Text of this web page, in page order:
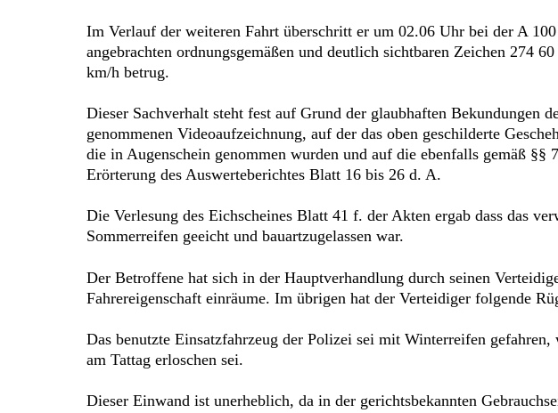
Im Verlauf der weiteren Fahrt überschritt er um 02.06 Uhr bei der A
angebrachten ordnungsgemäßen und deutlich sichtbaren Zeichen 274
km/h betrug.
Dieser Sachverhalt steht fest auf Grund der glaubhaften
genommenen Videoaufzeichnung, auf der das oben geschilderte
die in Augenschein genommen wurden und auf die ebenfalls gemäß
Erörterung des Auswerteberichtes Blatt 16 bis 26 d. A.
Die Verlesung des Eichscheines Blatt 41 f. der Akten ergab dass das
Sommerreifen geeicht und bauartzugelassen war.
Der Betroffene hat sich in der Hauptverhandlung durch seinen
Fahrereigenschaft einräume. Im übrigen hat der Verteidiger folgende
Das benutzte Einsatzfahrzeug der Polizei sei mit Winterreifen
am Tattag erloschen sei.
Dieser Einwand ist unerheblich, da in der gerichtsbekannten